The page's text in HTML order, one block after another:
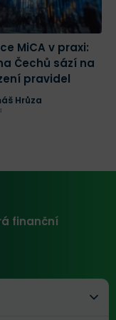
MiCA v praxi:
Čechů sází na
pravidel
Hrůza
finanční